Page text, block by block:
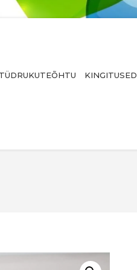
TÜDRUKUTEÕHTU KINGITUSED